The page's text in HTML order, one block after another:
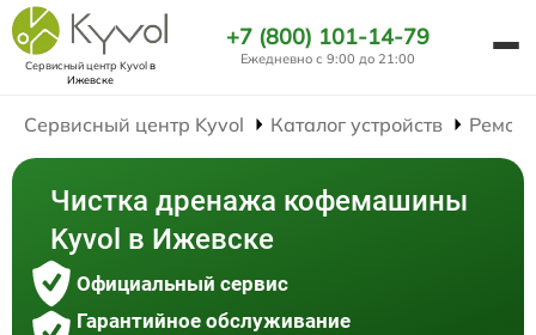
Сервисный центр Kyvolв
Ижевске
+7 (800) 101-14-79
Ежедневно с 9:00 до 21:00
Сервисный центр Kyvol Каталог устройств
Чистка дренажа кофемашины
Kyvol в Ижевске
Официальный сервис
Гарантийное обслуживание